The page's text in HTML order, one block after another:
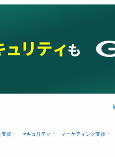
支援 セキュリティ マーケティング支援